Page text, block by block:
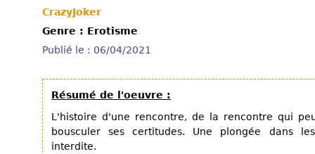
CrazyJoker
Genre : Erotisme
Publié le : 06/04/2021
Résumé de l'oeuvre :
L'histoire d'une rencontre, de la rencontre qui
bousculer ses certitudes. Une plongée dans
interdite.